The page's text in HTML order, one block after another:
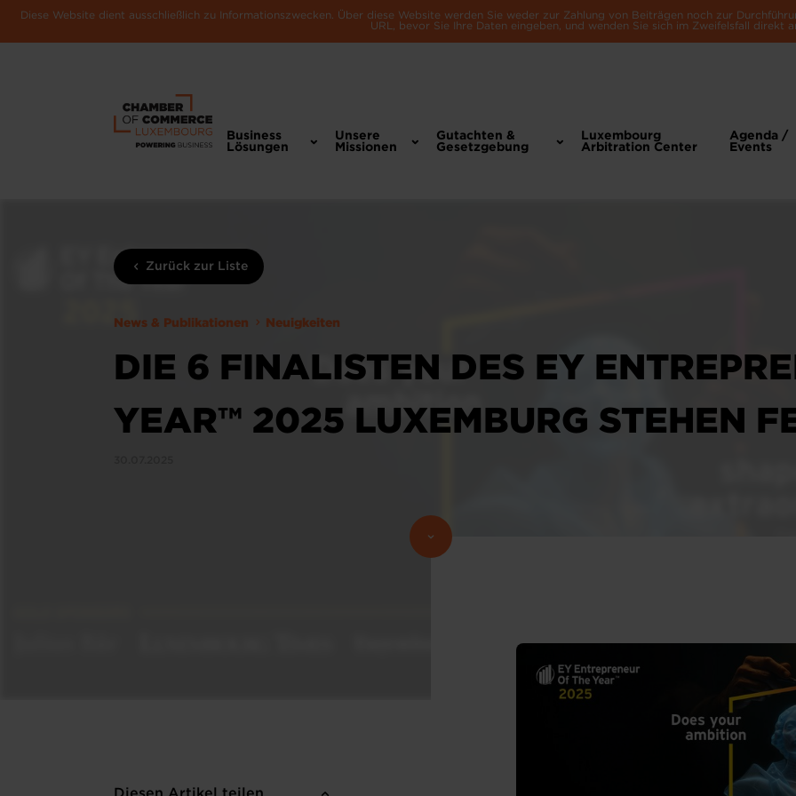
Diese Website dient ausschließlich zu Informationszwecken. Über diese Website werden Sie weder zur Zahlung von Beiträgen noch zur
URL, bevor Sie Ihre Daten eingeben, und wenden Sie sich im Zweifelsfall direkt
Business
Lösungen
Unsere
Missionen
Gutachten &
Gesetzgebung
Luxembourg
Arbitration Center
Agenda /
Events
Zurück zur Liste
News & Publikationen Neuigkeiten
DIE 6 FINALISTEN DES EY
YEAR™ 2025 LUXEMBURG STEHEN